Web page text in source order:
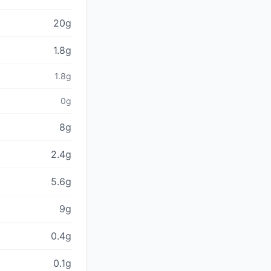
20g
1.8g
1.8g
0g
8g
2.4g
5.6g
9g
0.4g
0.1g